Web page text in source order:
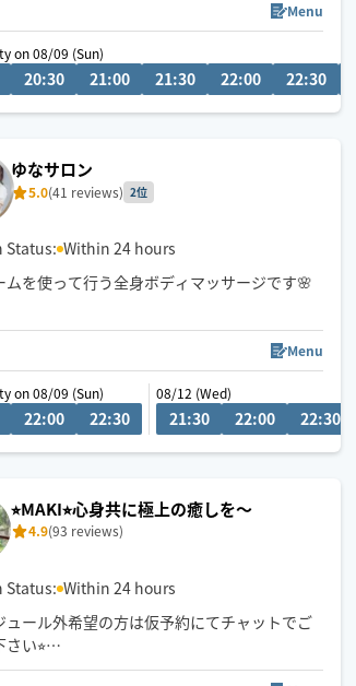
れ慣れてる方もリラクゼーション初めてな方
試し頂きたいです♪
ーダーメイド施術は 120分コースがおすすめ)
指圧系専門学生です
知識技術の勉強してます
Menu
on 08/09 (Sun)
20:30 21:00 21:30 22:00 22:30
ゆなサロン
5.0(41 reviews) 2位
Status: Within 24 hours
ムを使って行う全身ボディマッサージです🌸
アプローチして、ほぐし伸ばしていくため、
い方・疲れやすい方・血流よくして健康に過
い方へおすすめです✨
Menu
on 08/09 (Sun)
22:00 22:30
08/12 (Wed)
21:30 22:00 22:30
⭐︎MAKI⭐︎心身共に極上の癒しを〜
4.9(93 reviews)
Status: Within 24 hours
ュール外希望の方は仮予約にてチャットでご
い⭐︎